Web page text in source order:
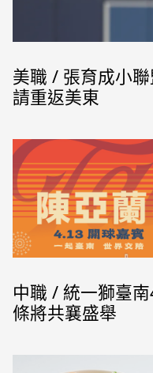
美職 / 張育成小
請重返美東
中職 / 統一獅臺
條將共襄盛舉